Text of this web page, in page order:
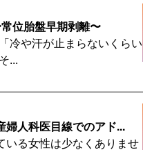
位胎盤早期剥離〜
冷や汗が止まらないくらい
...
婦人科医目線でのアド...
いる女性は少なくありませ